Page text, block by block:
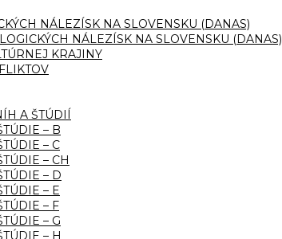
NÁLEZÍSK NA SLOVENSKU (DANAS)
NÁLEZÍSK NA SLOVENSKU (DANAS)
KRAJINY
A ŠTÚDIÍ
– B
– C
– CH
– D
– E
– F
– G
– H